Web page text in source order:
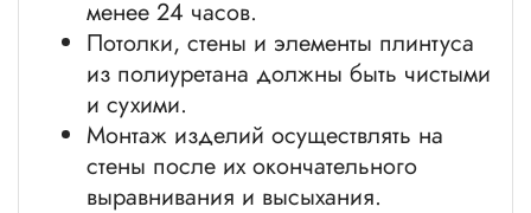
менее 24 часов.
Потолки, стены и элементы плинтуса
из полиуретана должны быть чистыми
и сухими.
Монтаж изделий осуществлять на
стены после их окончательного
выравнивания и высыхания.